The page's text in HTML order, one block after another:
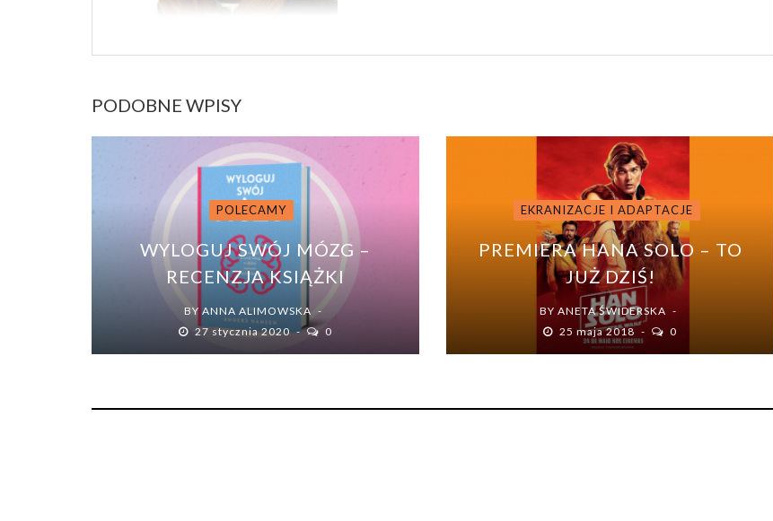
PODOBNE WPISY
POLECAMY
WYLOGUJ SWÓJ MÓZG –
RECENZJA KSIĄŻKI
BYANNA ALIMOWSKA
27 stycznia 2020
0
EKRANIZACJE I ADAPTACJE
PREMIERA HANA SOLO – TO
JUŻ DZIŚ!
BYANETA ŚWIDERSKA
25 maja 2018
0